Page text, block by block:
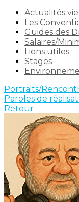
Actualités
Les
Guides des
Salaires/
Liens utiles
Stages
Portraits/
Paroles de
Retour